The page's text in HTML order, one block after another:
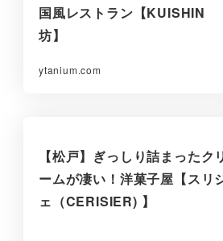
国風レストラン【KUISHIN
坊】
ytanium.com
【松戸】ぎっしり詰まったク
ームが凄い！洋菓子屋【スリ
ェ（CERISIER) 】